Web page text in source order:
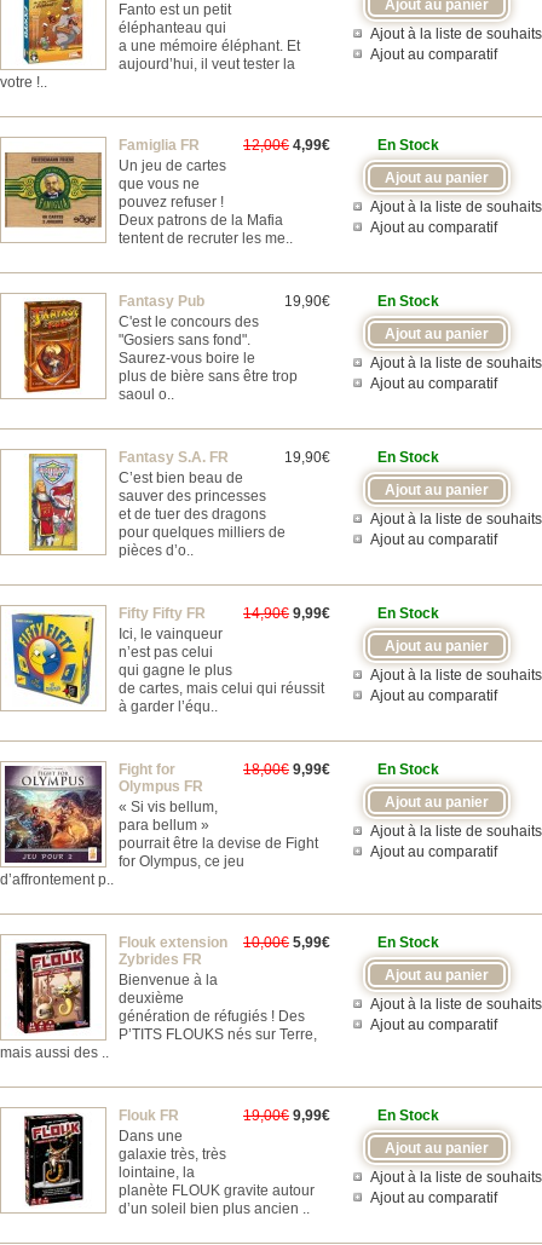
Ajout à la liste de souhaits
Ajout au comparatif
Fanto est un petit
éléphanteau qui
a une mémoire éléphant. Et
aujourd’hui, il veut tester la
votre !..
En Stock
Ajout à la liste de souhaits
Ajout au comparatif
12,00€ 4,99€
Famiglia FR
Un jeu de cartes
que vous ne
pouvez refuser !
Deux patrons de la Mafia
tentent de recruter les me..
En Stock
Ajout à la liste de souhaits
Ajout au comparatif
19,90€
Fantasy Pub
C'est le concours des
"Gosiers sans fond".
Saurez-vous boire le
plus de bière sans être trop
saoul o..
En Stock
Ajout à la liste de souhaits
Ajout au comparatif
19,90€
Fantasy S.A. FR
C’est bien beau de
sauver des princesses
et de tuer des dragons
pour quelques milliers de
pièces d’o..
En Stock
Ajout à la liste de souhaits
Ajout au comparatif
14,90€ 9,99€
Fifty Fifty FR
Ici, le vainqueur
n’est pas celui
qui gagne le plus
de cartes, mais celui qui réussit
à garder l’équ..
En Stock
Ajout à la liste de souhaits
Ajout au comparatif
18,00€ 9,99€
Fight for
Olympus FR
« Si vis bellum,
para bellum »
pourrait être la devise de Fight
for Olympus, ce jeu
d’affrontement p..
En Stock
Ajout à la liste de souhaits
Ajout au comparatif
10,00€ 5,99€
Flouk extension
Zybrides FR
Bienvenue à la
deuxième
génération de réfugiés ! Des
P’TITS FLOUKS nés sur Terre,
mais aussi des ..
En Stock
Ajout à la liste de souhaits
Ajout au comparatif
19,00€ 9,99€
Flouk FR
Dans une
galaxie très, très
lointaine, la
planète FLOUK gravite autour
d’un soleil bien plus ancien ..